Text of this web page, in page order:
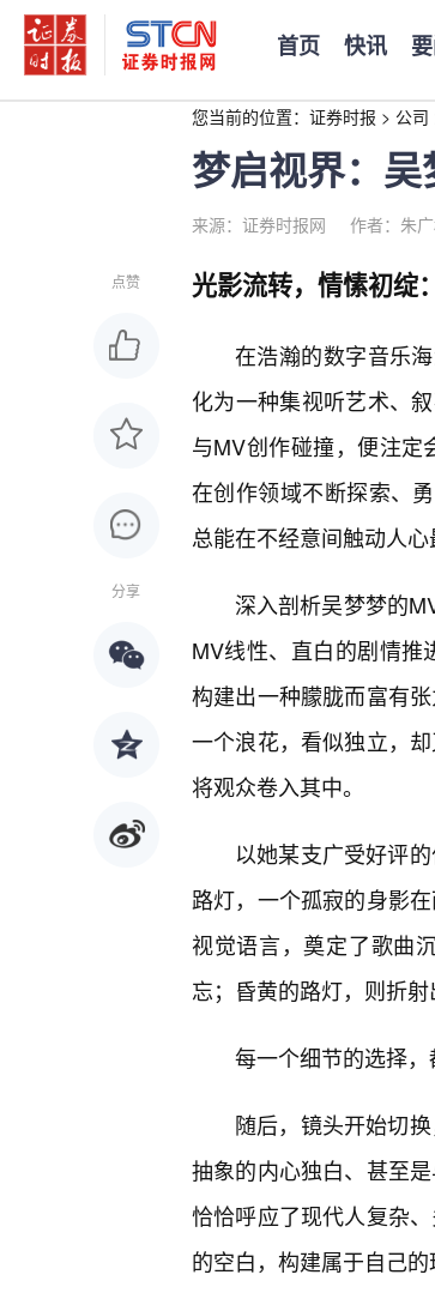
首页 快讯
您当前的位置： 证券时报 > 公司
梦启视界：
来源：证券时报网 作者：朱
点赞
分享
光影流转，情愫初绽
在浩瀚的数字音乐
化为一种集视听艺术、
与MV创作碰撞，便注
在创作领域不断探索、
总能在不经意间触动人
深入剖析吴梦梦的
MV线性、直白的剧情推
构建出一种朦胧而富有
一个浪花，看似独立，
将观众卷入其中。
以她某支广受好评
路灯，一个孤寂的身影
视觉语言，奠定了歌曲
忘；昏黄的路灯，则折
每一个细节的选择
随后，镜头开始切
抽象的内心独白、甚至
恰恰呼应了现代人复杂
的空白，构建属于自己的